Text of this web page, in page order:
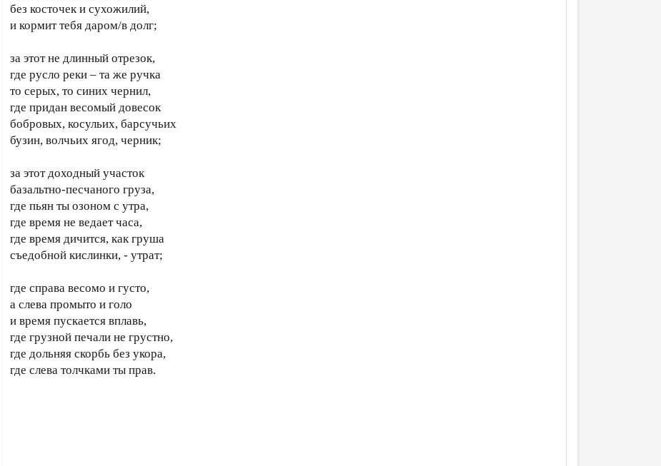
без косточек и сухожилий,
и кормит тебя даром/в долг;
за этот не длинный отрезок,
где русло реки – та же ручка
то серых, то синих чернил,
где придан весомый довесок
бобровых, косульих, барсучьих
бузин, волчьих ягод, черник;
за этот доходный участок
базальтно-песчаного груза,
где пьян ты озоном с утра,
где время не ведает часа,
где время дичится, как груша
съедобной кислинки, - утрат;
где справа весомо и густо,
а слева промыто и голо
и время пускается вплавь,
где грузной печали не грустно,
где дольняя скорбь без укора,
где слева толчками ты прав.